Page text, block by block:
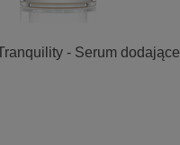
- Serum dodające